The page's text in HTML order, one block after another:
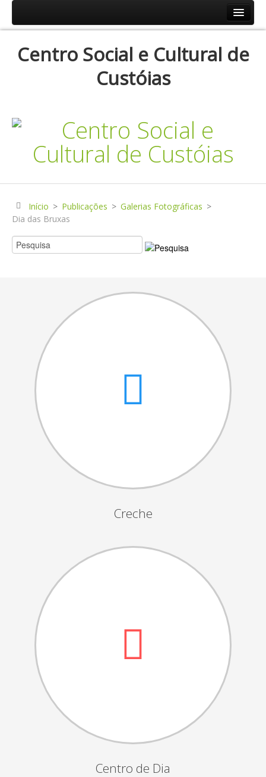
Resp.Sociais
Centro de Convívio
Serviço de Apoio Domiciliário
Agenda
Historial
Publicações
Notícias
Galerias Fotográficas
Dia da Amizade
Dia da Mulher
Dia do Pai
Festejos da Páscoa
Dia da Mãe
Dia Mundial da Criança
Marchas Populares
Dia de S.Martinho
Aniversários da Instituição
Almoço / Lanche de Natal
Atividades Semanais
Feiras e Exposições
Grupos Musicais do Centro de Dia
Outras Actividades
Passeio Vila Nova de Cerveira
Passeio Convívio em Pombal
Centro Social e Cultural de
Custóias
Início > Publicações > Galerias Fotográficas >
Dia das Bruxas
Creche
Centro de Dia